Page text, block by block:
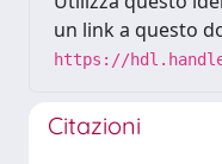
un link a questo
https://
Citazioni